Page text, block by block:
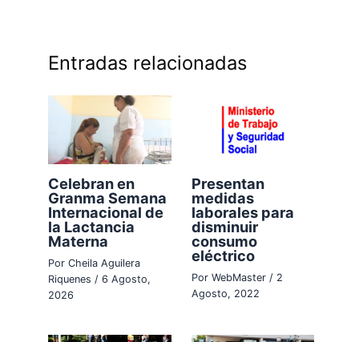
Entradas relacionadas
Celebran en
Granma Semana
Internacional de
la Lactancia
Materna
PorCheila Aguilera
Riquenes /6 Agosto,
2026
Presentan
medidas
laborales para
disminuir
consumo
eléctrico
Por WebMaster / 2
Agosto, 2022